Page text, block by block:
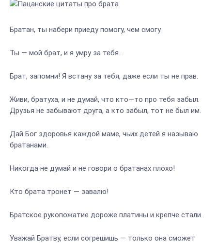
Братан, ты набери приеду помогу, чем смогу.
Ты — мой брат, и я умру за тебя…
Брат, запомни! Я встану за тебя, даже если ты не прав.
Живи, братуха, и не думай, что кто—то про тебя забыл.
Друзья не забывают друга, а кто забыл, тот не был им.
Дай Бог здоровья каждой маме, чьих детей я называю
братанами.
Никогда не думай и не говори о братанах плохо!
Кто брата тронет — завалю!
Братское рукопожатие дороже платины и крепче стали.
Уважай Братву, если согрешишь — только она сможет